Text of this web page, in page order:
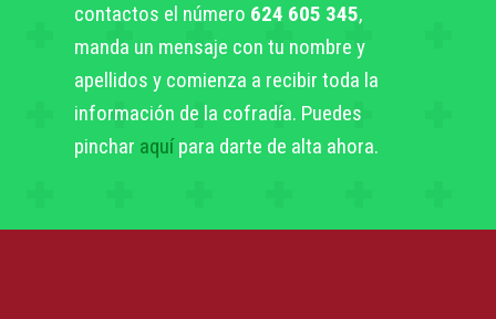
contactos el número 624 605 345,
manda un mensaje con tu nombre y
apellidos y comienza a recibir toda la
información de la cofradía. Puedes
pinchar aquípara darte de alta ahora.